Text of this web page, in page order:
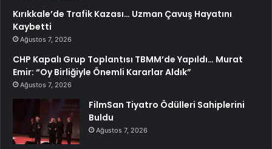
Kırıkkale’de Trafik Kazası… Uzman Çavuş Hayatını
Kaybetti
Ağustos 7, 2026
CHP Kapalı Grup Toplantısı TBMM’de Yapıldı… Murat
Emir: “Oy Birliğiyle Önemli Kararlar Aldık”
Ağustos 7, 2026
FilmSan Tiyatro Ödülleri Sahiplerini
Buldu
Ağustos 7, 2026